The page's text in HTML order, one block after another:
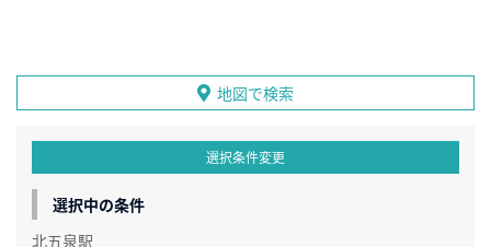
地図で検索
選択条件変更
選択中の条件
北五泉駅